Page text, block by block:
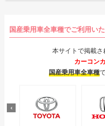
国産乗用車全車種でご利用い
本サイトで掲載さ
カーコン
国産乗用車全車種